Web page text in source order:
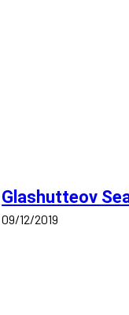
Glashutteov
09/12/2019